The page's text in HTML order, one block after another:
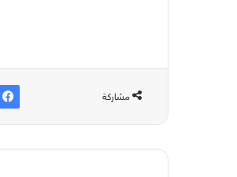
مشاركة